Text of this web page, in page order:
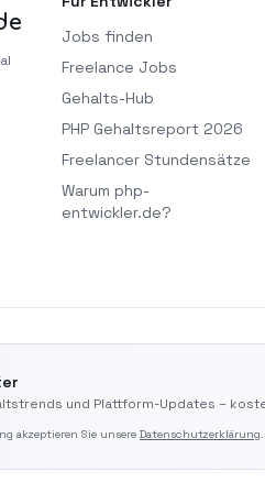
Jobs finden
Freelance Jobs
Gehalts-Hub
PHP Gehaltsreport 2026
Freelancer Stundensätze
Warum php-
entwickler.de?
und Plattform-Updates –
akzeptieren Sie unsere Datenschutzerklärung.